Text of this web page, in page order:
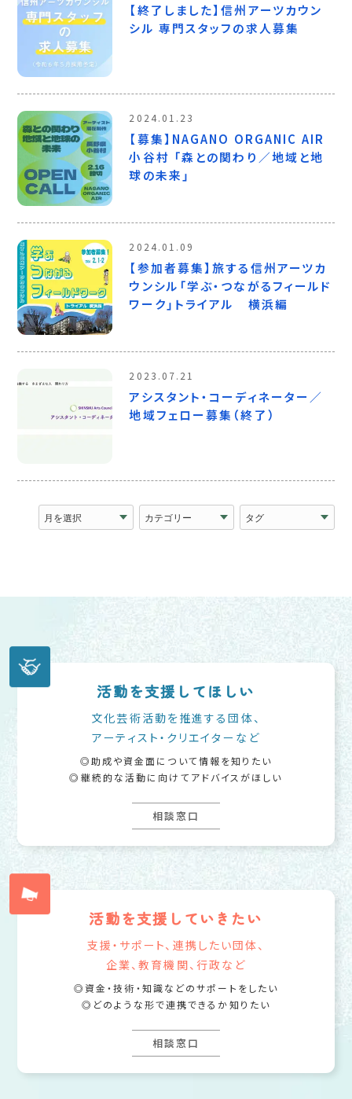
【終了しました】信州アーツカウン
シル 専門スタッフの求人募集
2024.01.23
【募集】NAGANO ORGANIC AIR
小谷村 「森との関わり／地域と地
球の未来」
2024.01.09
【参加者募集】旅する信州アーツカ
ウンシル「学ぶ・つながるフィールド
ワーク」トライアル 横浜編
2023.07.21
アシスタント・コーディネーター／
地域フェロー募集（終了）
活動を支援してほしい
文化芸術活動を推進する団体、
アーティスト・クリエイターなど
助成や資金面について情報を知りたい
継続的な活動に向けてアドバイスがほしい
相談窓口
活動を支援していきたい
支援・サポート、連携したい団体、
企業、教育機関、行政など
資金・技術・知識などのサポートをしたい
どのような形で連携できるか知りたい
相談窓口